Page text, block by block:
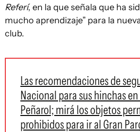
Referí, en la que señala que ha
mucho aprendizaje” para la
club.
Las recomendaciones de
Nacional para sus hinchas
Peñarol; mirá los objetos
prohibidos para ir al Gran